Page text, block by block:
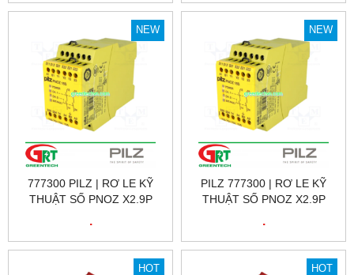
NEW
777300 PILZ | RƠ LE KỸ
THUẬT SỐ PNOZ X2.9P
.
NEW
PILZ 777300 | RƠ LE KỸ
THUẬT SỐ PNOZ X2.9P
.
HOT HOT